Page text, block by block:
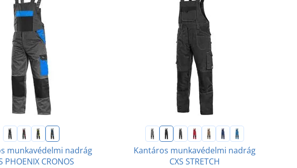
munkavédelmi nadrág
PHOENIX CRONOS
Kantáros munkavédelmi nadrág
CXS STRETCH